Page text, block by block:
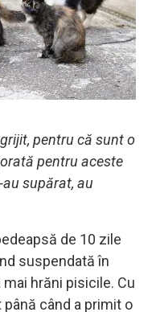
pentru că sunt o
pentru aceste
supărat, au
de 10 zile
suspendată în
hrăni pisicile. Cu
când a primit o